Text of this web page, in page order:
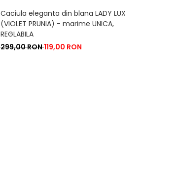
Caciula eleganta din blana LADY LUX
(VIOLET PRUNIA) - marime UNICA,
REGLABILA
299,00 RON119,00 RON